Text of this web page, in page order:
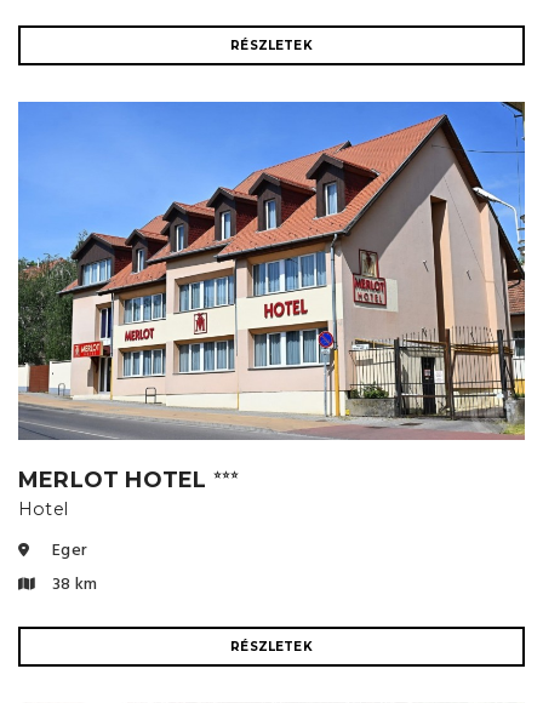
RÉSZLETEK
MERLOT HOTEL ⭐⭐⭐
Hotel
Eger
38 km
RÉSZLETEK